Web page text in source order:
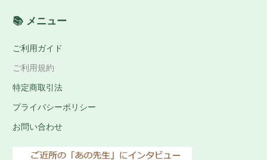
📚 メニュー
ご利用ガイド
ご利用規約
特定商取引法
プライバシーポリシー
お問い合わせ